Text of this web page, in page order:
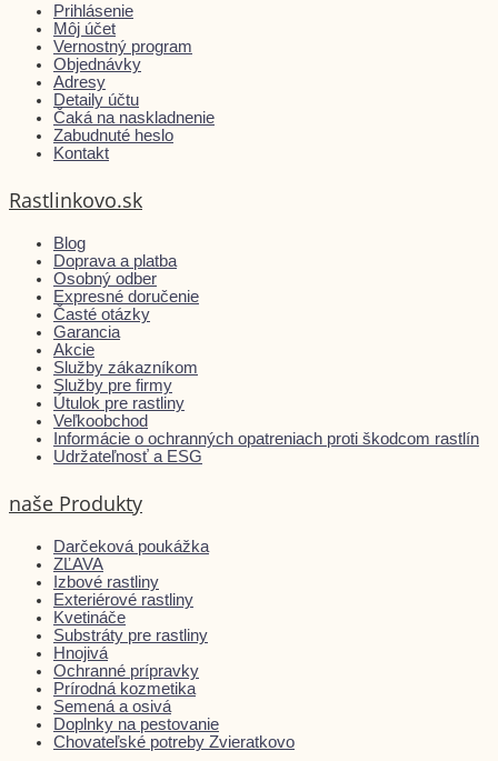
Prihlásenie
Môj účet
Vernostný program
Objednávky
Adresy
Detaily účtu
Čaká na naskladnenie
Zabudnuté heslo
Kontakt
Rastlinkovo.sk
Blog
Doprava a platba
Osobný odber
Expresné doručenie
Časté otázky
Garancia
Akcie
Služby zákazníkom
Služby pre firmy
Útulok pre rastliny
Veľkoobchod
Informácie o ochranných opatreniach proti škodcom rastlín
Udržateľnosť a ESG
naše Produkty
Darčeková poukážka
ZĽAVA
Izbové rastliny
Exteriérové rastliny
Kvetináče
Substráty pre rastliny
Hnojivá
Ochranné prípravky
Prírodná kozmetika
Semená a osivá
Doplnky na pestovanie
Chovateľské potreby Zvieratkovo